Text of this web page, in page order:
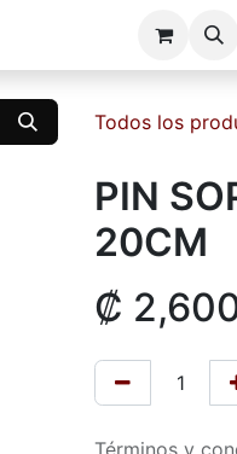
Todos los
PIN
20CM
₡
Términos y